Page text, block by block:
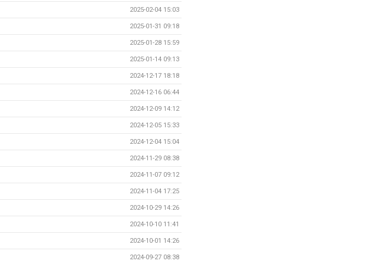
2025-02-04 15:03
2025-01-31 09:18
2025-01-28 15:59
2025-01-14 09:13
2024-12-17 18:18
2024-12-16 06:44
2024-12-09 14:12
2024-12-05 15:33
2024-12-04 15:04
2024-11-29 08:38
2024-11-07 09:12
2024-11-04 17:25
2024-10-29 14:26
2024-10-10 11:41
2024-10-01 14:26
2024-09-27 08:38